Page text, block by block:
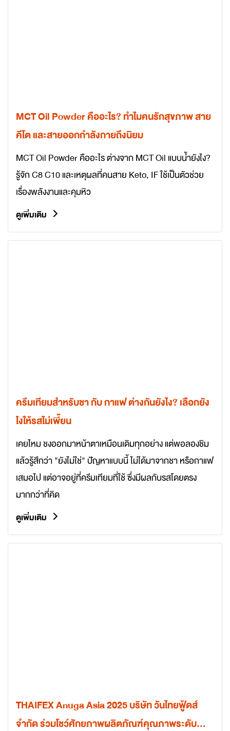
MCT Oil Powder คืออะไร? ทำไมคนรักสุขภาพ สาย
คีโต และสายออกกำลังกายถึงนิยม
MCT Oil Powder คืออะไร ต่างจาก MCT Oil แบบน้ำยังไง?
รู้จัก C8 C10 และเหตุผลที่คนสาย Keto, IF ใช้เป็นตัวช่วย
เรื่องพลังงานและคุมหิว
ดูเพิ่มเติม
ครีมเทียมสำหรับชา กับ กาแฟ ต่างกันยังไง? เลือกยัง
ไงให้รสไม่เพี้ยน
เคยไหม ชงออกมาหน้าตาเหมือนเดิมทุกอย่าง แต่พอลองชิม
แล้วรู้สึกว่า "ยังไม่ใช่" ปัญหาแบบนี้ ไม่ได้มาจากชา หรือกาแฟ
เสมอไป แต่อาจอยู่ที่ครีมเทียมที่ใช้ ซึ่งมีผลกับรสโดยตรง
มากกว่าที่คิด
ดูเพิ่มเติม
THAIFEX Anuga Asia 2025 บริษัท วันไทยฟู้ดส์
จำกัด ร่วมโชว์ศักยภาพผลิตภัณฑ์คุณภาพระดับ